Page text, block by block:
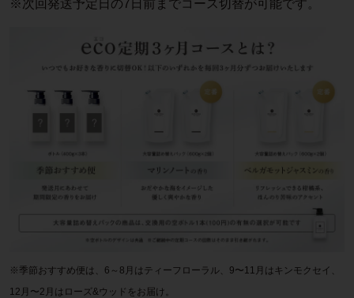
※次回発送予定⽇の7⽇前までコース切替が可能です。
※季節おすすめ便は、6～8月はティーフローラル、9〜11月はキンモクセイ、
12月〜2月はローズ&ウッドをお届け。